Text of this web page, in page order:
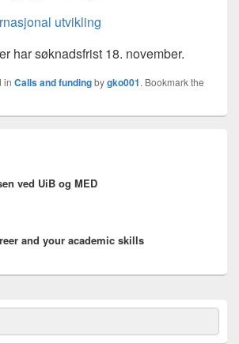
utvikling
har søknadsfrist 18. november.
in Calls and fundingbygko001. Bookmark the
ved UiB og MED
and your academic skills